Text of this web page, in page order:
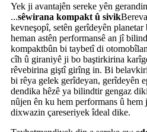
Yek ji avantajên sereke yên
...sêwirana kompakt û sivik
kevneşopî, setên gerîdeyên
heman astên performansê an jî
kompaktbûn bi taybetî di
cîh û giraniyê ji bo baştirkirina
rêvebirina giştî girîng in. Bi
bi rêya gelek gerîdeyan, gerîdeyên
dendika hêzê ya bilindtir gengaz
nûjen ên ku hem performans û hem
dixwazin çareseriyek îdeal dike.